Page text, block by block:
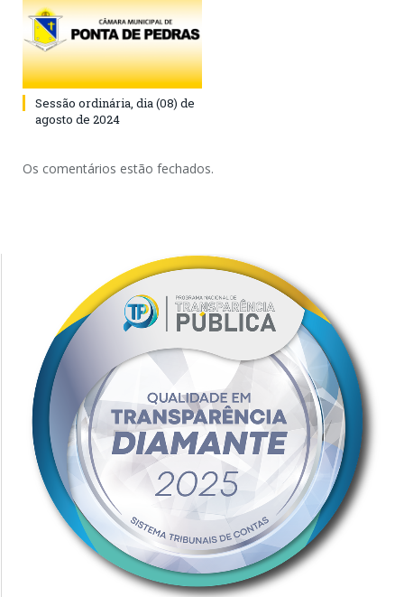
Sessão ordinária, dia (08) de
agosto de 2024
Os comentários estão fechados.